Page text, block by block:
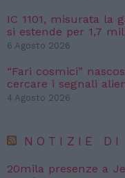
IC 1101, misurata la
si estende per 1,7
6 Agosto 2026
“Fari cosmici”
cercare i segnali
4 Agosto 2026
NOTIZIE DI
20mila presenze a